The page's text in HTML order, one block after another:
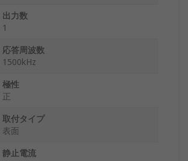
出力数
1
応答周波数
1500kHz
極性
正
取付タイプ
表面
静止電流